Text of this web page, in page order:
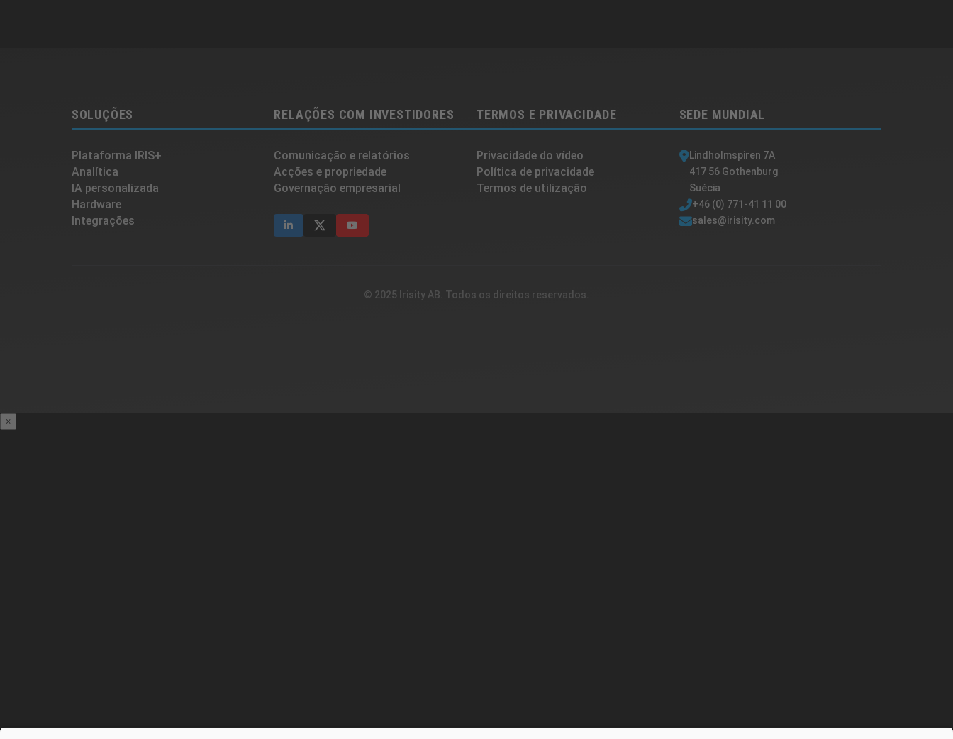
SOLUÇÕES
Plataforma IRIS+
Analítica
IA personalizada
Hardware
Integrações
RELAÇÕES COM INVESTIDORES
Comunicação e relatórios
Acções e propriedade
Governação empresarial
TERMOS E PRIVACIDADE
Privacidade do vídeo
Política de privacidade
Termos de utilização
SEDE MUNDIAL
Lindholmspiren 7A
417 56 Gothenburg
Suécia
+46 (0) 771-41 11 00
sales@irisity.com
© 2025 Irisity AB. Todos os direitos reservados.
×